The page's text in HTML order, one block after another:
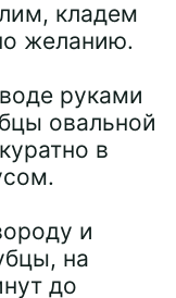
кладем
желанию.
руками
овальной
в
и
на
до